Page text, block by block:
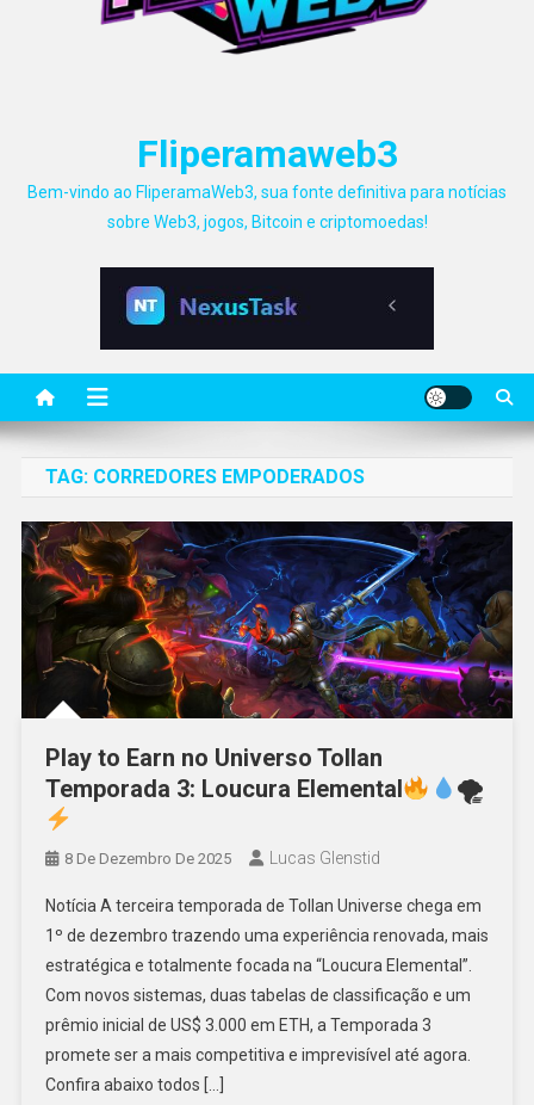
Fliperamaweb3
Bem-vindo ao FliperamaWeb3, sua fonte definitiva para notícias
sobre Web3, jogos, Bitcoin e criptomoedas!
TAG: CORREDORES EMPODERADOS
Play to Earn no Universo Tollan
Temporada 3: Loucura Elemental
🌪
8 De Dezembro De 2025 Lucas Glenstid
Notícia A terceira temporada de Tollan Universe chega em
1º de dezembro trazendo uma experiência renovada, mais
estratégica e totalmente focada na “Loucura Elemental”.
Com novos sistemas, duas tabelas de classificação e um
prêmio inicial de US$ 3.000 em ETH, a Temporada 3
promete ser a mais competitiva e imprevisível até agora.
Confira abaixo todos […]